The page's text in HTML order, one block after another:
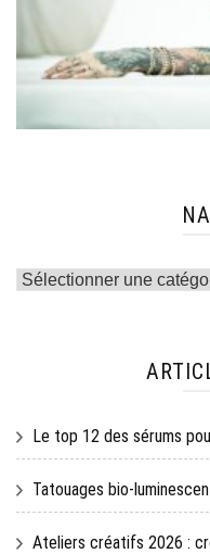
Navigation
Le top 12 des sérums
Tatouages bio-
Ateliers créatifs 2026 :